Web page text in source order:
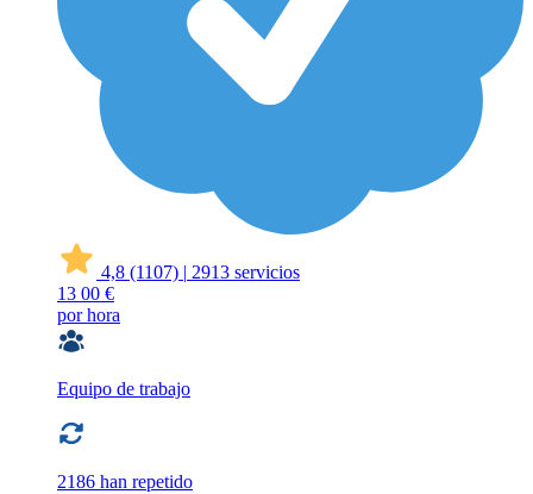
4,8 (1107) | 2913 servicios
13 00 €
por hora
Equipo de trabajo
2186 han repetido